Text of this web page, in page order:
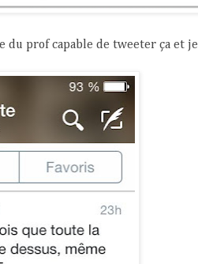
du prof capable de tweeter ça et je